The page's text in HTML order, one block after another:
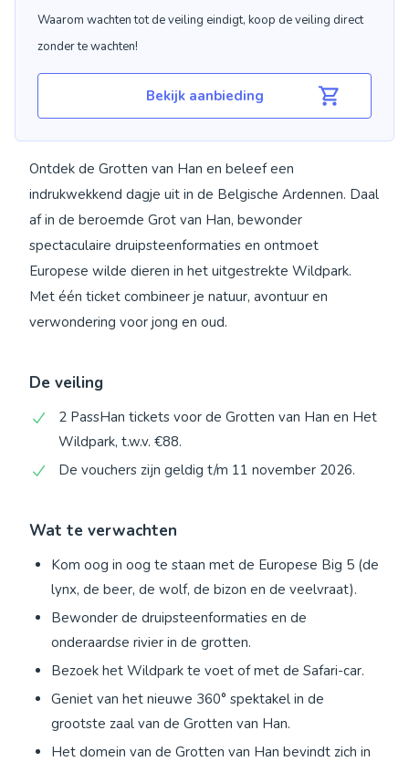
Waarom wachten tot de veiling eindigt, koop de veiling direct
zonder te wachten!
Bekijk aanbieding
Ontdek de Grotten van Han en beleef een
indrukwekkend dagje uit in de Belgische Ardennen. Daal
af in de beroemde Grot van Han, bewonder
spectaculaire druipsteenformaties en ontmoet
Europese wilde dieren in het uitgestrekte Wildpark.
Met één ticket combineer je natuur, avontuur en
verwondering voor jong en oud.
De veiling
2 PassHan tickets voor de Grotten van Han en Het
Wildpark, t.w.v. €88.
De vouchers zijn geldig t/m 11 november 2026.
Wat te verwachten
Kom oog in oog te staan met de Europese Big 5 (de
lynx, de beer, de wolf, de bizon en de veelvraat).
Bewonder de druipsteenformaties en de
onderaardse rivier in de grotten.
Bezoek het Wildpark te voet of met de Safari-car.
Geniet van het nieuwe 360° spektakel in de
grootste zaal van de Grotten van Han.
Het domein van de Grotten van Han bevindt zich in